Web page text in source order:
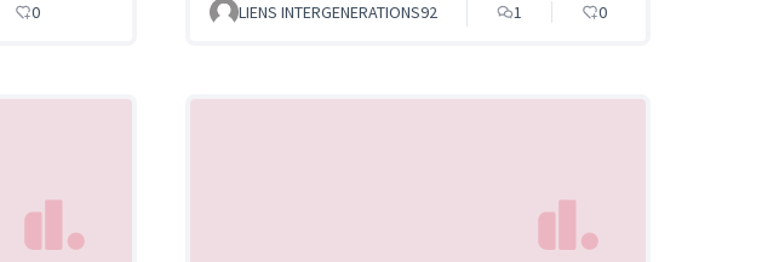
0 LIENS INTERGENERATIONS92 1 0